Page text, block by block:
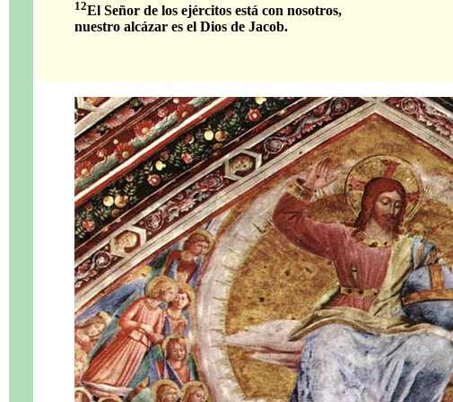
12El Señor de los ejércitos está con nosotros,
nuestro alcázar es el Dios de Jacob.